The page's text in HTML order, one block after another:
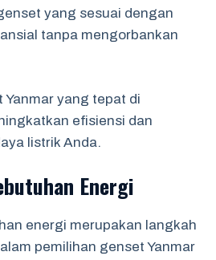
yang sesuai dengan
tanpa mengorbankan
yang tepat di
efisiensi dan
listrik Anda.
Energi
energi merupakan langkah
pemilihan genset Yanmar